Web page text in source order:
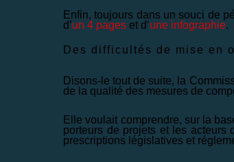
Enfin, toujours dans un souci de
d’un 4 pages et d’une infographie.
Des difficultés de mise en
Disons-le tout de suite, la
de la qualité des mesures de
Elle voulait comprendre, sur la
porteurs de projets et les
prescriptions législatives et